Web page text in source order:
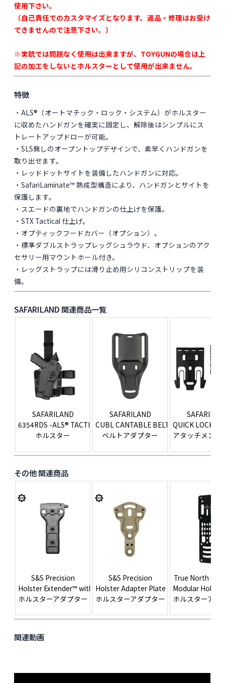
使用下さい。
（自己責任でのカスタマイズとなります。返品・修理はお受け
できませんので注意下さい。）
※実銃では問題なく使用は出来ますが、TOYGUNの場合は上
記の加工をしないとホルスターとして使用が出来ません。
特徴
・ALS®（オートマチック・ロック・システム）がホルスター
に収めたハンドガンを確実に固定し、解除後はシンプルにス
トレートアップドローが可能。
・SLS無しのオープントップデザインで、素早くハンドガンを
取り出せます。
・レッドドットサイトを装備したハンドガンに対応。
・SafariLaminate™ 熱成型構造により、ハンドガンとサイトを
保護します。
・スエードの裏地でハンドガンの仕上げを保護。
・STX Tactical 仕上げ。
・オプティックフードカバー（オプション）。
・標準ダブルストラップレッグシュラウド、オプションのアク
セサリー用マウントホール付き。
・レッグストラップには滑り止め用シリコンストリップを装
備。
SAFARILAND 関連商品一覧
SAFARILAND
6354RDS -ALS® TACTICAL HOLSTER
ホルスター
SAFARILAND
CUBL CANTABLE BELT LOOP
ベルトアダプター
QUICK
アタッチメント
その他 関連商品
S&S Precision
Holster Extender™ with Screw Kit (No Adapter)
ホルスターアダプター
S&S Precision
Holster Adapter Plate (HAP) Kit
ホルスターアダプター
True North
Modular
ホルスターアダ
関連動画